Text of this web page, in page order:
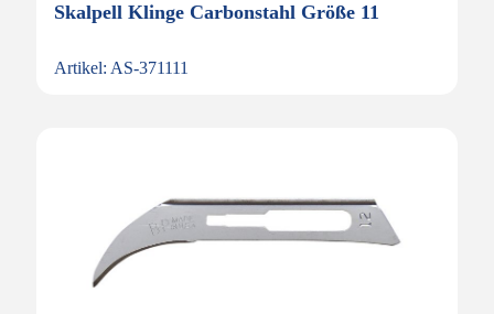
Skalpell Klinge Carbonstahl Größe 11
Artikel: AS-371111